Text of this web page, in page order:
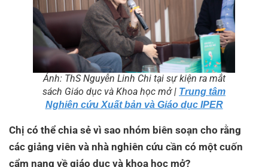
Ảnh: ThS Nguyễn Linh Chi tại sự kiện ra mắt
sách Giáo dục và Khoa học mở| Trung tâm
Nghiên cứu Xuất bản và Giáo dục IPER
Chị có thể chia sẻ vì sao nhóm biên soạn cho rằng
các giảng viên và nhà nghiên cứu cần có một cuốn
cẩm nang về giáo dục và khoa học mở?